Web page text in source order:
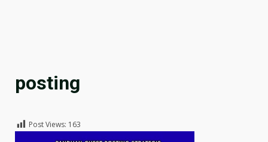
posting
Post Views: 163